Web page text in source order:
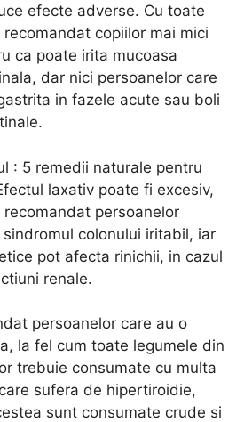
efecte adverse. Cu toate
copiilor mai mici
ca poate irita mucoasa
dar nici persoanelor care
in fazele acute sau boli
: 5 remedii naturale pentru
laxativ poate fi excesiv,
persoanelor
colonului iritabil, iar
pot afecta rinichii, in cazul
renale.
persoanelor care au o
la fel cum toate legumele din
trebuie consumate cu multa
sufera de hipertiroidie,
sunt consumate crude si